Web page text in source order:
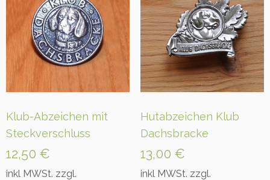
Klub-Abzeichen mit
Steckverschluss
12,50 €
inkl MWSt. zzgl.
Hutabzeichen Klub
Dachsbracke
13,00 €
inkl MWSt. zzgl.